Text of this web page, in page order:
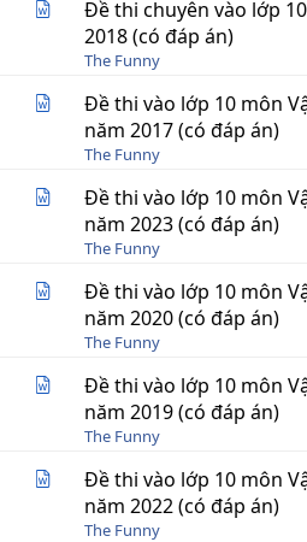
Đề thi chuyên vào lớp
2018 (có đáp án)
The Funny
Đề thi vào lớp 10 môn
năm 2017 (có đáp án)
The Funny
Đề thi vào lớp 10 môn
năm 2023 (có đáp án)
The Funny
Đề thi vào lớp 10 môn
năm 2020 (có đáp án)
The Funny
Đề thi vào lớp 10 môn
năm 2019 (có đáp án)
The Funny
Đề thi vào lớp 10 môn
năm 2022 (có đáp án)
The Funny